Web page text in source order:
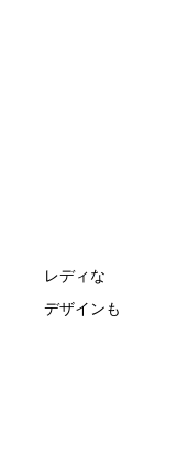
レディな
デザインも